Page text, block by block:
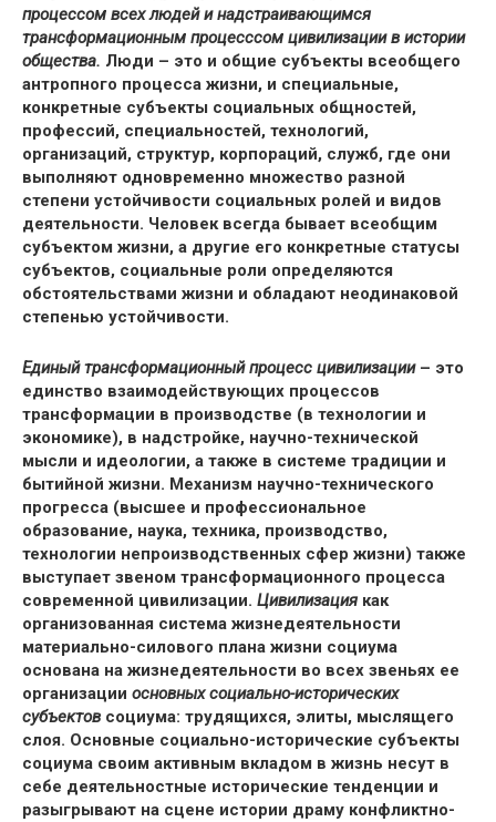
процессом всех людей и надстраивающимся
трансформационным процесссом цивилизации в истории
общества. Люди – это и общие субъекты всеобщего
антропного процесса жизни, и специальные,
конкретные субъекты социальных общностей,
профессий, специальностей, технологий,
организаций, структур, корпораций, служб, где они
выполняют одновременно множество разной
степени устойчивости социальных ролей и видов
деятельности. Человек всегда бывает всеобщим
субъектом жизни, а другие его конкретные статусы
субъектов, социальные роли определяются
обстоятельствами жизни и обладают неодинаковой
степенью устойчивости.
Единый трансформационный процесс цивилизации– это
единство взаимодействующих процессов
трансформации в производстве (в технологии и
экономике), в надстройке, научно-технической
мысли и идеологии, а также в системе традиции и
бытийной жизни. Механизм научно-технического
прогресса (высшее и профессиональное
образование, наука, техника, производство,
технологии непроизводственных сфер жизни) также
выступает звеном трансформационного процесса
современной цивилизации. Цивилизация как
организованная система жизнедеятельности
материально-силового плана жизни социума
основана на жизнедеятельности во всех звеньях ее
организации основных социально-исторических
субъектовсоциума: трудящихся, элиты, мыслящего
слоя. Основные социально-исторические субъекты
социума своим активным вкладом в жизнь несут в
себе деятельностные исторические тенденции и
разыгрывают на сцене истории драму конфликтно-